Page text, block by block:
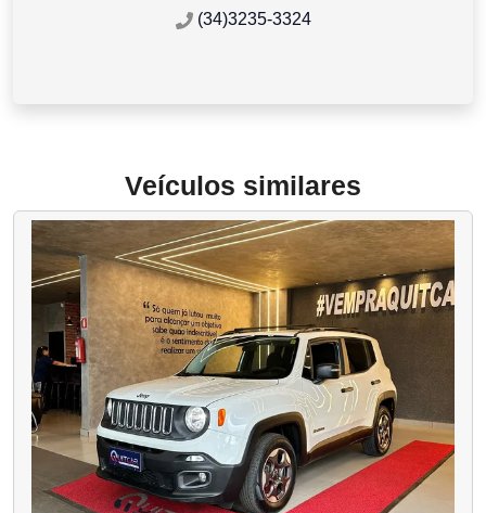
(34)3235-3324
Veículos similares